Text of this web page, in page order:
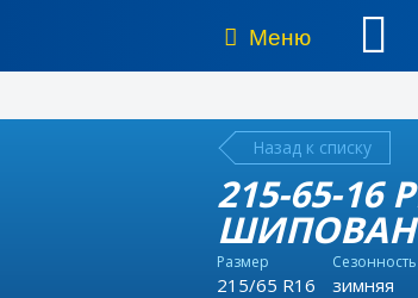
Меню
Назад к списку
215-65-16
Размер
215/65 R16
Сезонность
зимняя